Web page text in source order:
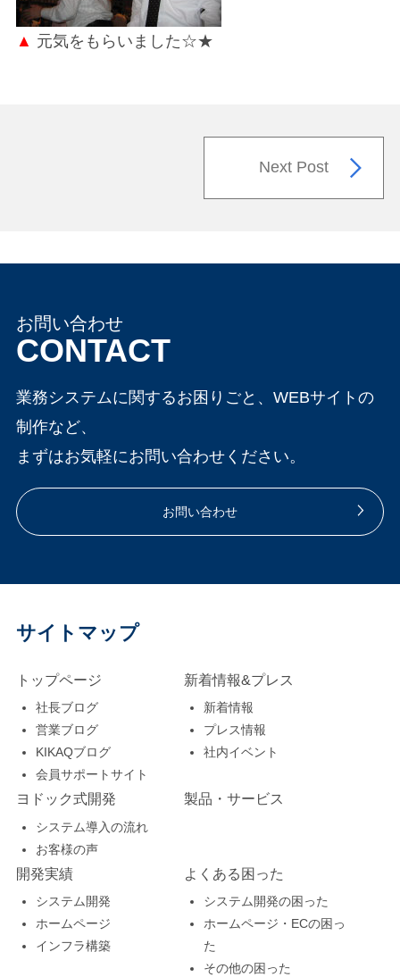
▲ 元気をもらいました☆★
Next Post
お問い合わせ
CONTACT
業務システムに関するお困りごと、WEBサイトの
制作など、
まずはお気軽にお問い合わせください。
お問い合わせ
サイトマップ
トップページ
社長ブログ
営業ブログ
KIKAQブログ
会員サポートサイト
新着情報&プレス
新着情報
プレス情報
社内イベント
ヨドック式開発
システム導入の流れ
お客様の声
製品・サービス
開発実績
システム開発
ホームページ
インフラ構築
よくある困った
システム開発の困った
ホームページ・ECの困っ
た
その他の困った